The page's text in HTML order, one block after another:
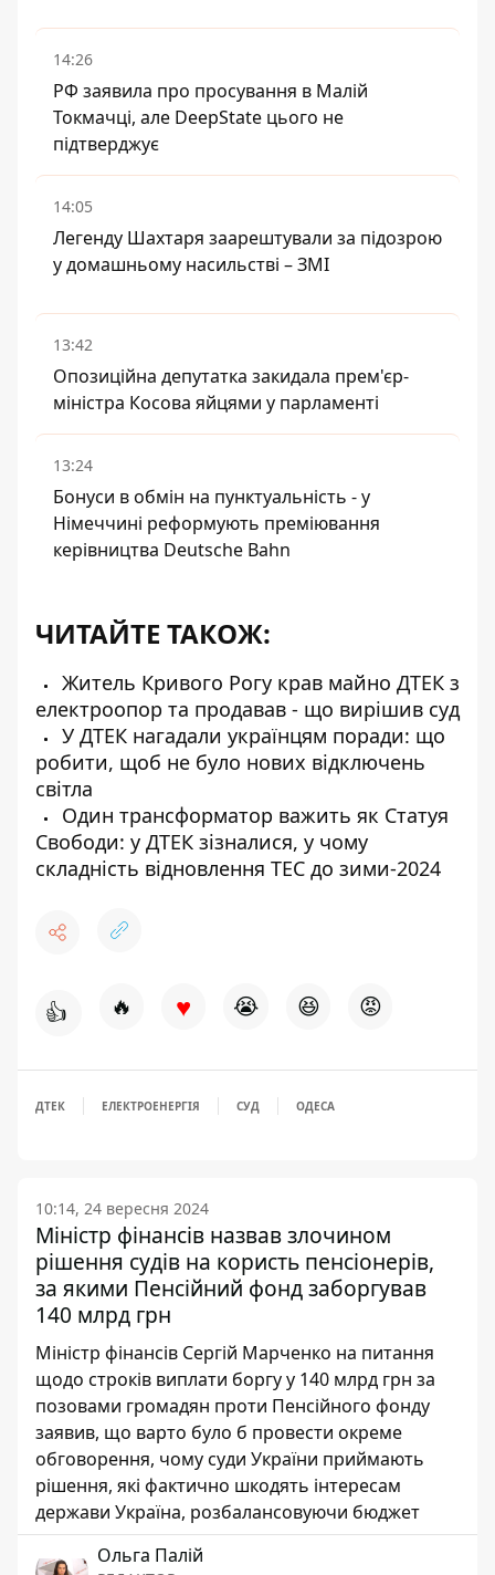
14:26
РФ заявила про просування в Малій
Токмачці, але DeepState цього не
підтверджує
14:05
Легенду Шахтаря заарештували за підозрою
у домашньому насильстві – ЗМІ
13:42
Опозиційна депутатка закидала прем'єр-
міністра Косова яйцями у парламенті
13:24
Бонуси в обмін на пунктуальність - у
Німеччині реформують преміювання
керівництва Deutsche Bahn
ЧИТАЙТЕ ТАКОЖ:
Житель Кривого Рогу крав майно ДТЕК з
електроопор та продавав - що вирішив суд
У ДТЕК нагадали українцям поради: що
робити, щоб не було нових відключень
світла
Один трансформатор важить як Статуя
Свободи: у ДТЕК зізналися, у чому
складність відновлення ТЕС до зими-2024
👍 🔥 ♥ 😭 😆 😡
ДТЕК ЕЛЕКТРОЕНЕРГІЯ СУД ОДЕСА
10:14, 24 вересня 2024
Міністр фінансів назвав злочином
рішення судів на користь пенсіонерів,
за якими Пенсійний фонд заборгував
140 млрд грн
Міністр фінансів Сергій Марченко на питання
щодо строків виплати боргу у 140 млрд грн за
позовами громадян проти Пенсійного фонду
заявив, що варто було б провести окреме
обговорення, чому суди України приймають
рішення, які фактично шкодять інтересам
держави Україна, розбалансовуючи бюджет
Ольга Палій